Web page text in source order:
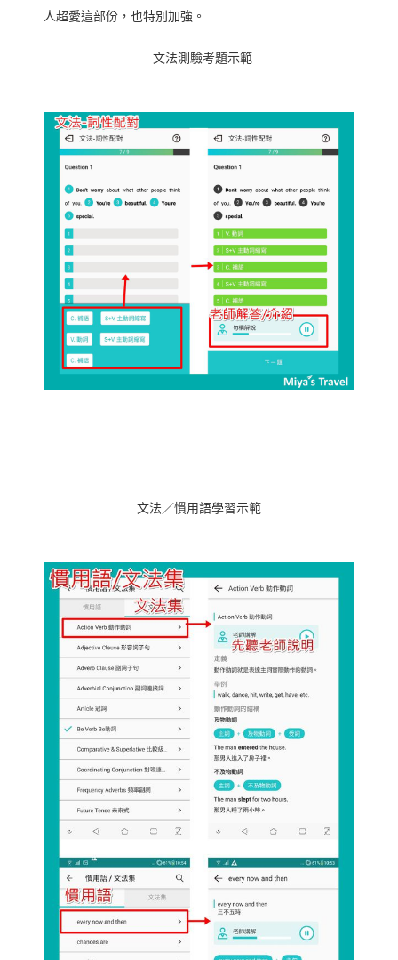
人超愛這部份，也特別加強。
文法測驗考題示範
文法／慣用語學習示範